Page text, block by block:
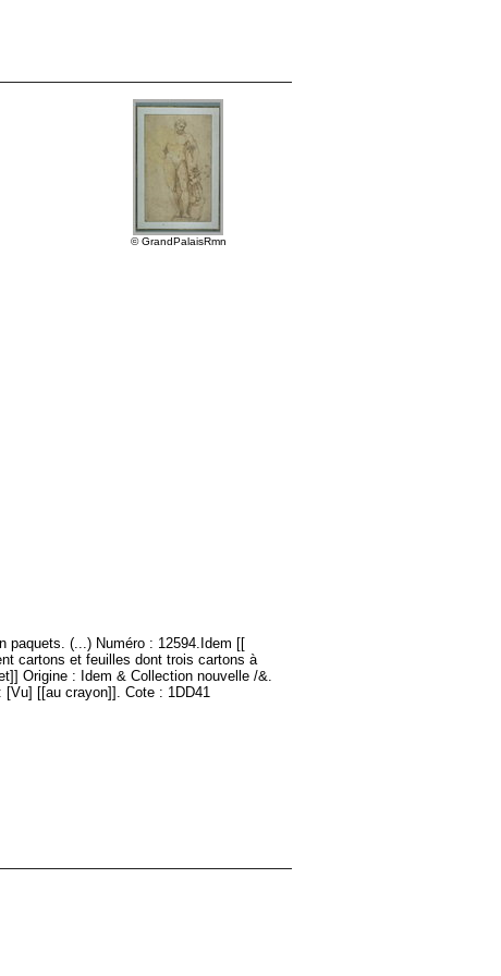
© GrandPalaisRmn
paquets. (...) Numéro : 12594.Idem [[
cartons et feuilles dont trois cartons à
Origine : Idem & Collection nouvelle /&.
[Vu] [[au crayon]]. Cote : 1DD41